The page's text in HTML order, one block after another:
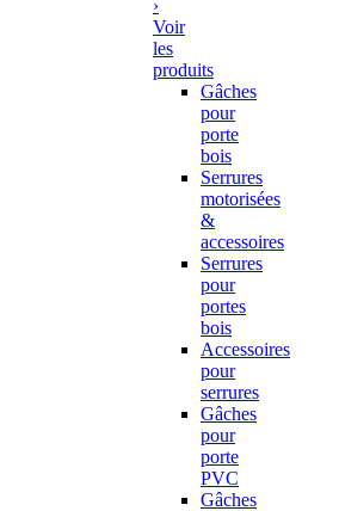
›
Voir
les
produits
Gâches
pour
porte
bois
Serrures
motorisées
&
accessoires
Serrures
pour
portes
bois
Accessoires
pour
serrures
Gâches
pour
porte
PVC
Gâches